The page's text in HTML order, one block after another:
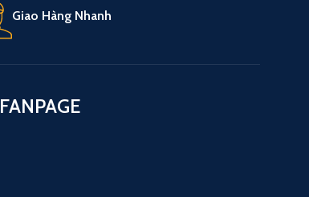
Giao Hàng Nhanh
FANPAGE